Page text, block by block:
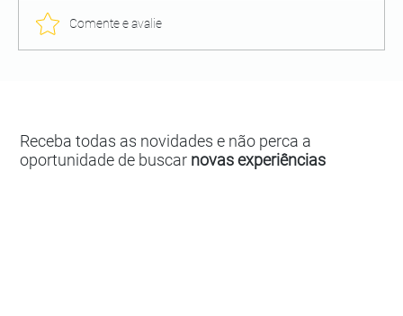
Comente e avalie
Receba todas as novidades e não perca a
oportunidade de buscar novas experiências